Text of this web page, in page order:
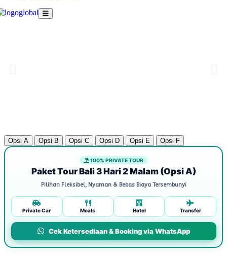
Opsi A Opsi B Opsi C Opsi D Opsi E Opsi F
100% PRIVATE TOUR
Paket Tour Bali 3 Hari 2 Malam (Opsi A)
Pilihan Fleksibel, Nyaman & Bebas Biaya Tersembunyi
Private Car Meals Hotel Transfer
Cek Ketersediaan & Booking via WhatsApp